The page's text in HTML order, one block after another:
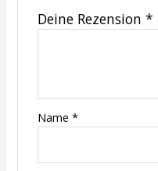
Deine Rezension *
Name *